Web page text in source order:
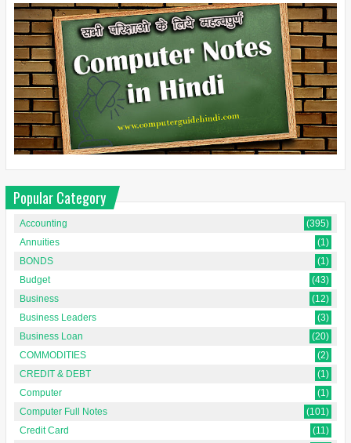
Popular Category
Accounting
(395)
Annuities
(1)
BONDS
(1)
Budget
(43)
Business
(12)
Business Leaders
(3)
Business Loan
(20)
COMMODITIES
(2)
CREDIT & DEBT
(1)
Computer
(1)
Computer Full Notes
(101)
Credit Card
(11)